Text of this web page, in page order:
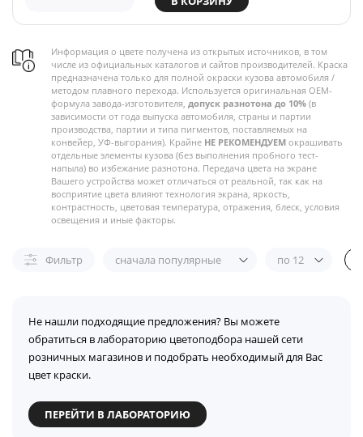
Информация о цвете получена из открытых источников, в том
числе из официальных каталогов и сайтов производителей. Краска
предназначена только для полной окраски кузова автомобиля /
методом плавного перехода. Используется оригинальная OEM-
формула завода-изготовителя, допуск разнотона до 10% (в
зависимости от года выпуска автомобиля, страны и партии
производства, партии и типа пигментов, поставляемых на
конвейер, УФ-выгорания). Крайне НЕ РЕКОМЕНДУЕМ окрашивать
отдельные элементы кузова (без выполнения пробного тест-
напыла) во избежание разнотона. Передача цвета на экране
Вашего устройства может отличаться от реальной, так как на
восприятие цвета влияют технология экрана, яркость,
контрастность, цветовая температура, отражения, блеск, условия
освещения и иные факторы.
Фильтр сначала популярные по 12
Не нашли подходящие предложения? Вы можете
обратиться в лабораторию цветоподбора нашей сети
розничных магазинов и подобрать необходимый для Вас
цвет краски.
ПЕРЕЙТИ В ЛАБОРАТОРИЮ